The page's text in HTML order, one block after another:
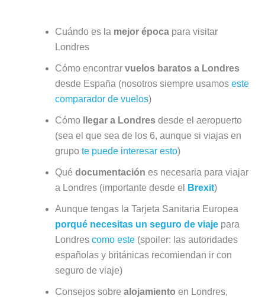
Cuándo es la mejor épocapara visitar
Londres
Cómo encontrar vuelos baratos a Londres
desde España (nosotros siempre usamos este
comparador de vuelos)
Cómo llegar a Londresdesde el aeropuerto
(sea el que sea de los 6, aunque si viajas en
grupo te puede interesar esto)
Qué documentación es necesaria para viajar
a Londres (importante desde el
Brexit)
Aunque tengas la Tarjeta Sanitaria Europea
porqué necesitas un seguro de viajepara
Londres como este (spoiler: las autoridades
españolas y británicas recomiendan ir con
seguro de viaje)
Consejos sobre alojamiento en Londres,